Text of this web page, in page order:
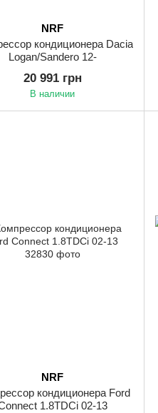
NRF
кондиционера Dacia
Logan/Sandero 12-
20 991 грн
В наличии
NRF
кондиционера Ford
1.8TDCi 02-13